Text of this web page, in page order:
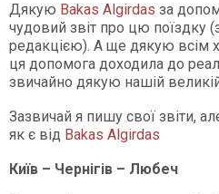
Дякую Bakas Algirdas за
чудовий звіт про цю поїздку
редакцією). А ще дякую всім
ця допомога доходила до
звичайно дякую нашій
Зазвичай я пишу свої звіти,
як є від Bakas Algirdas
Київ – Чернігів – Любеч